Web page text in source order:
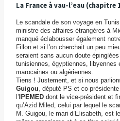
La France à vau-l’eau (chapitre
Le scandale de son voyage en
ministre des affaires étrangères à
manqué éclabousser également
Fillon et si l’on cherchait un peu
seraient sans aucun doute
tunisiennes, égyptiennes, libyennes
marocaines ou algériennes.
Tiens ! Justement, et si nous
Guigou , député PS et co-
l’ IPEMEDdont le vice-président et
qu’Azid Miled, celui par lequel le
M. Guigou, le mari d’Elisabeth, est